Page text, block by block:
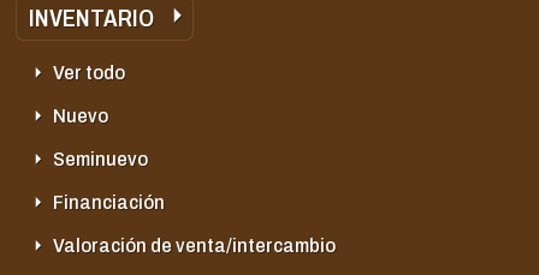
INVENTARIO
Ver todo
Nuevo
Seminuevo
Financiación
Valoración de venta/intercambio